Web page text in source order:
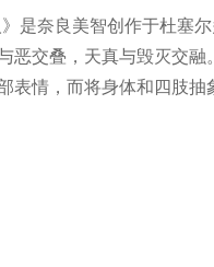
是奈良美智创作于杜塞
交叠，天真与毁灭交融。
表情，而将身体和四肢抽